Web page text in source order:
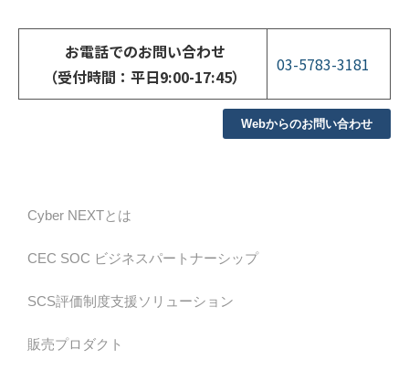
お電話でのお問い合わせ
（受付時間：平日9:00-17:45）
03-5783-3181
Webからのお問い合わせ
Cyber NEXTとは
CEC SOC ビジネスパートナーシップ
SCS評価制度支援ソリューション
販売プロダクト